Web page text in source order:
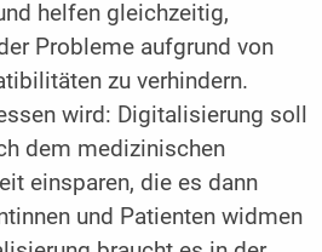
helfen gleichzeitig,
Probleme aufgrund von
zu verhindern.
wird: Digitalisierung soll
dem medizinischen
einsparen, die es dann
und Patienten widmen